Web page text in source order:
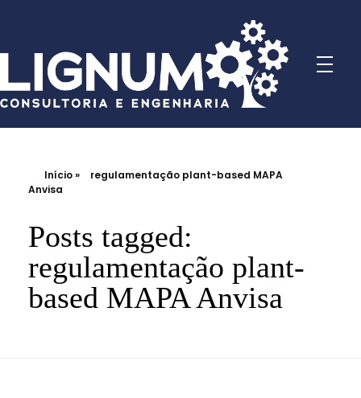
Início»
regulamentação plant-based MAPA
Anvisa
Posts tagged:
regulamentação plant-
based MAPA Anvisa